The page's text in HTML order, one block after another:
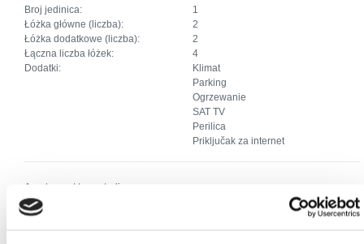
Broj jedinica:
1
Łóżka główne (liczba):
2
Łóżka dodatkowe (liczba):
2
Łączna liczba łóżek:
4
Dodatki:
Klimat
Parking
Ogrzewanie
SAT TV
Perilica
Priključak za internet
Apartament typu studio